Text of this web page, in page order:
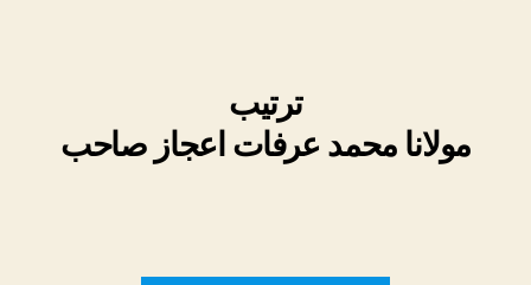
ترتیب
مولانا محمد عرفات اعجاز صاحب